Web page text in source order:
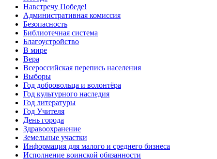
Навстречу Победе!
Административная комиссия
Безопасность
Библиотечная система
Благоустройство
В мире
Вера
Всероссийская перепись населения
Выборы
Год добровольца и волонтёра
Год культурного наследия
Год литературы
Год Учителя
День города
Здравоохранение
Земельные участки
Информация для малого и среднего бизнеса
Исполнение воинской обязанности